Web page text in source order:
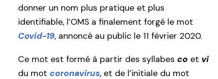
donner un nom plus pratique et plus
identifiable, l’OMS a finalement forgé le mot
Covid-19, annoncé au public le 11 février 2020.
Ce mot est formé à partir des syllabes co et vi
du mot coronavirus, et de l’initiale du mot